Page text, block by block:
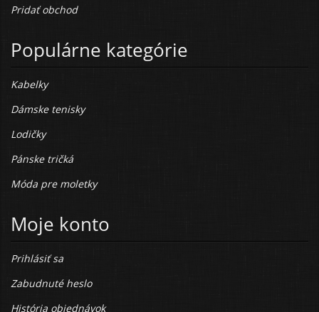
Pridať obchod
Populárne kategórie
Kabelky
Dámske tenisky
Lodičky
Pánske tričká
Móda pre moletky
Moje konto
Prihlásiť sa
Zabudnuté heslo
História objednávok